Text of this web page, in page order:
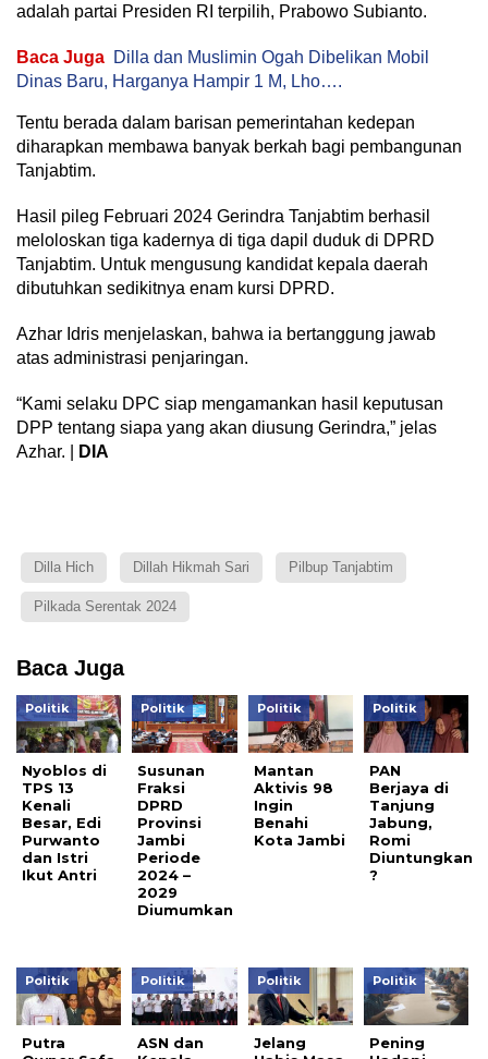
adalah partai Presiden RI terpilih, Prabowo Subianto.
Baca Juga Dilla dan Muslimin Ogah Dibelikan Mobil
Dinas Baru, Harganya Hampir 1 M, Lho….
Tentu berada dalam barisan pemerintahan kedepan
diharapkan membawa banyak berkah bagi pembangunan
Tanjabtim.
Hasil pileg Februari 2024 Gerindra Tanjabtim berhasil
meloloskan tiga kadernya di tiga dapil duduk di DPRD
Tanjabtim. Untuk mengusung kandidat kepala daerah
dibutuhkan sedikitnya enam kursi DPRD.
Azhar Idris menjelaskan, bahwa ia bertanggung jawab
atas administrasi penjaringan.
“Kami selaku DPC siap mengamankan hasil keputusan
DPP tentang siapa yang akan diusung Gerindra,” jelas
Azhar. |
DIA
Dilla Hich Dillah Hikmah Sari Pilbup Tanjabtim
Pilkada Serentak 2024
Baca Juga
Politik
Nyoblos di
TPS 13
Kenali
Besar, Edi
Purwanto
dan Istri
Ikut Antri
Politik
Susunan
Fraksi
DPRD
Provinsi
Jambi
Periode
2024 –
2029
Diumumkan
Politik
Mantan
Aktivis 98
Ingin
Benahi
Kota Jambi
Politik
PAN
Berjaya di
Tanjung
Jabung,
Romi
Diuntungkan
?
Politik
Putra
Politik
ASN dan
Politik
Jelang
Politik
Pening